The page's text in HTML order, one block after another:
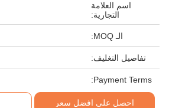
اسم العلامة
التجارية:
الـ MOQ:
تفاصيل التغليف:
Payment Terms:
احصل على افضل سعر